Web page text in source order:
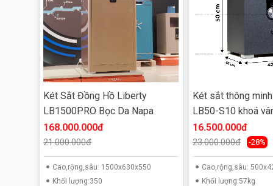
Sản phẩm bao gồm:
02 chìa khóa chính
02 chìa khóa khẩn cấp
01 phiếu bảo hành 36 tháng
các phụ kiện đi kèm như bulong, pin...
Két Sắt Đồng Hồ Liberty
LB1500PRO Bọc Da Napa
168.000.000đ
21.000.000đ
Cao,rộng,sâu: 1500x630x550
Khối lượng:350
Két sắt thông
LB50-S10 khoá
16.500.000đ
23.000.000đ -28%
Cao,rộng,sâu:
Khối lượng:57kg